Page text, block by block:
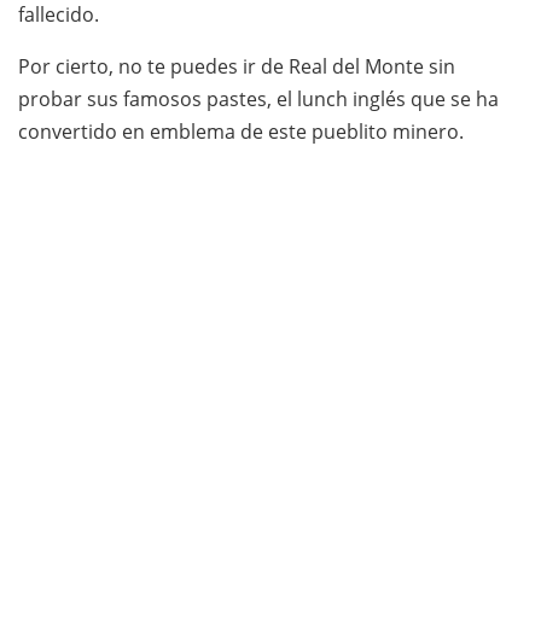
fallecido.
Por cierto, no te puedes ir de Real del Monte sin
probar sus famosos pastes, el lunch inglés que se ha
convertido en emblema de este pueblito minero.